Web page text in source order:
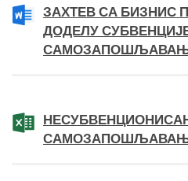
ЗАХТЕВ СА БИЗНИС
ДОДЕЛУ